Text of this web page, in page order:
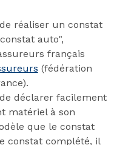
réaliser un constat
auto",
français
(fédération
déclarer facilement
matériel à son
que le constat
constat complété, il